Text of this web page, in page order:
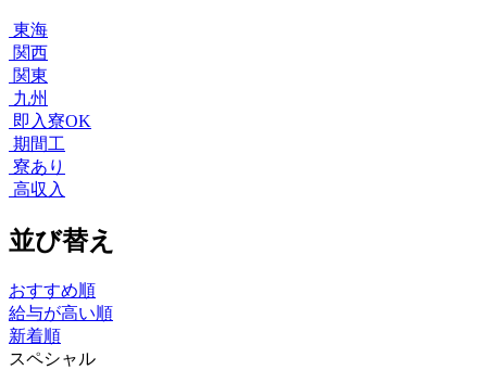
東海
関西
関東
九州
即入寮OK
期間工
寮あり
高収入
並び替え
おすすめ順
給与が高い順
新着順
スペシャル